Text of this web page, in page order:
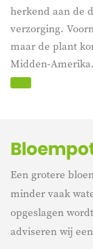
herkend aan de
verzorging.
maar de plant
Midden-Amerika.
Een grotere
minder vaak
opgeslagen
adviseren wij